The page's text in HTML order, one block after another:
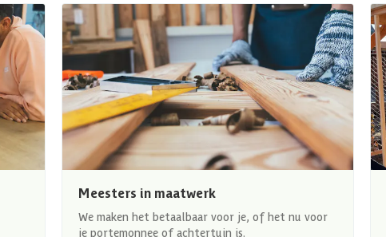
Meesters in maatwerk
We maken het betaalbaar voor je, of het nu voor
je portemonnee of achtertuin is.